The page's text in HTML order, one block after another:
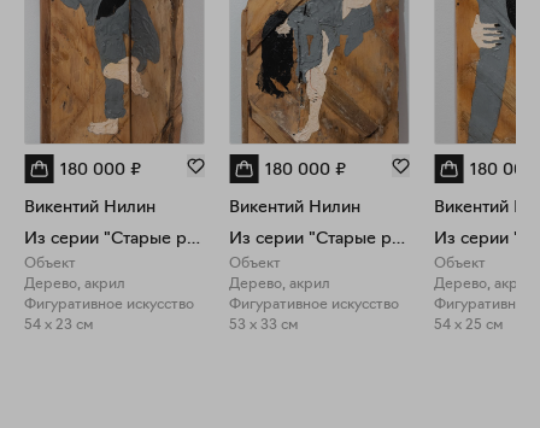
180 000 ₽
Викентий Нилин
Из серии "Старые работы"
Объект
Дерево, акрил
Фигуративное искусство
54 x 23 см
180 000 ₽
Викентий Нилин
Из серии "Старые работы"
Объект
Дерево, акрил
Фигуративное искусство
53 x 33 см
180 000
Викентий
Объект
Дерево, акрил
Фигуративное
54 x 25 см